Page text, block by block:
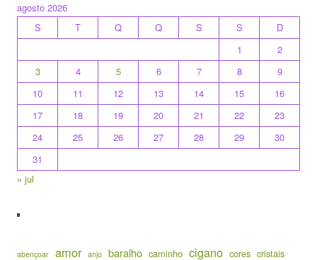
agosto 2026
S
T Q Q S S
D
1
2
3
4 5 6 7 8
9
10
11 12 13 14 15
16
17
18 19 20 21 22
23
24
25 26 27 28 29
30
31
« jul
abençoar amor anjo baralho caminho cigano cores cristais